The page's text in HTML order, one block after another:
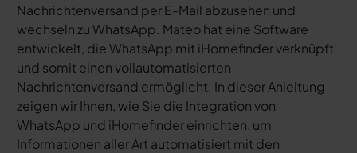
Nachrichtenversand per E-Mail abzusehen und
wechseln zu WhatsApp. Mateo hat eine Software
entwickelt, die WhatsApp mit iHomefinder verknüpft
und somit einen vollautomatisierten
Nachrichtenversand ermöglicht. In dieser Anleitung
zeigen wir Ihnen, wie Sie die Integration von
WhatsApp und iHomefinder einrichten, um
Informationen aller Art automatisiert mit den